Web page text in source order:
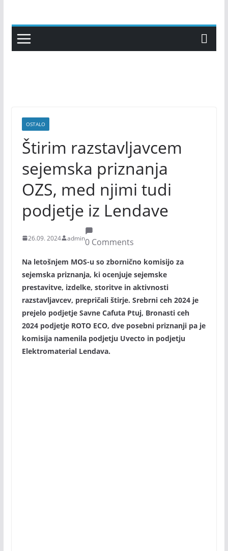
content
OSTALO
Štirim razstavljavcem
sejemska priznanja
OZS, med njimi tudi
podjetje iz Lendave
26.09. 2024 admin0 Comments
Na letošnjem MOS-u so zbornično komisijo za
sejemska priznanja, ki ocenjuje sejemske
prestavitve, izdelke, storitve in aktivnosti
razstavljavcev, prepričali štirje. Srebrni ceh 2024 je
prejelo podjetje Savne Cafuta Ptuj, Bronasti ceh
2024 podjetje ROTO ECO, dve posebni priznanji pa je
komisija namenila podjetju Uvecto in podjetju
Elektromaterial Lendava.